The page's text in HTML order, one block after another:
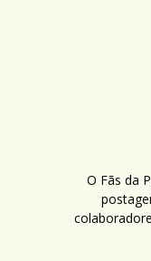
O Fãs da